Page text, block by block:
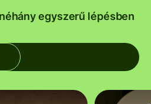
egyszerű lépésben